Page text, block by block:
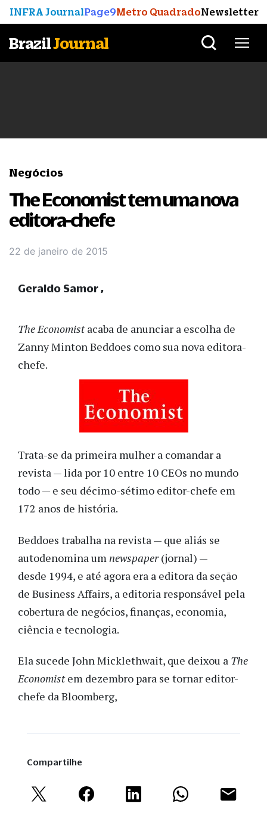
INFRA JournalPage9Metro QuadradoNewsletter
BrazilJournal
Negócios
The Economist tem uma nova
editora-chefe
22 de janeiro de 2015
The Economistacaba de anunciar a escolha de
Zanny Minton Beddoes como sua nova editora-
chefe.
Trata-se da primeira mulher a comandar a
revista — lida por 10 entre 10 CEOs no mundo
todo — e seu décimo-sétimo editor-chefe em
172 anos de história.
Beddoes trabalha na revista — que aliás se
autodenomina umnewspaper(jornal) —
desde 1994, e até agora era a editora da seção
de Business Affairs, a editoria responsável pela
cobertura de negócios, finanças, economia,
ciência e tecnologia.
Ela sucede John Micklethwait, que deixou a The
Economistem dezembro para se tornar editor-
chefe da Bloomberg,
Geraldo Samor
Compartilhe